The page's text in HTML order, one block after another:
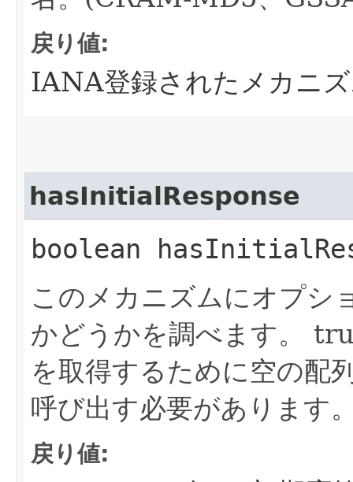
戻り値:
IANA登録されたメカニ
hasInitialResponse
boolean
このメカニズムにオプシ
かどうかを調べます。
を取得するために空の配
呼び出す必要があります
戻り値: